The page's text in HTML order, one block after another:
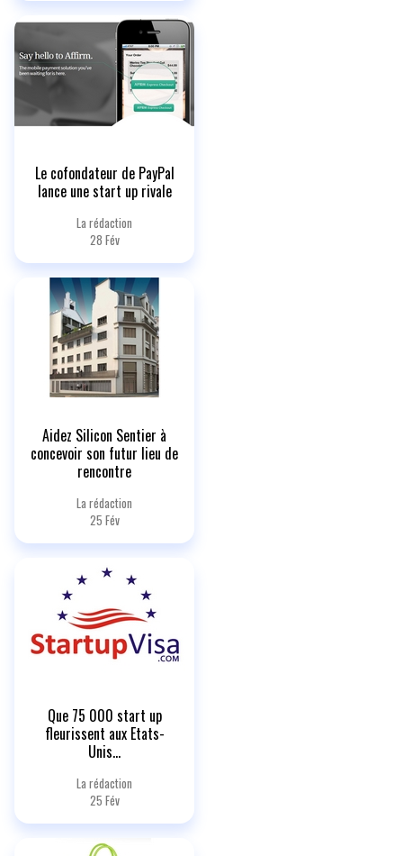
Le cofondateur de PayPal
lance une start up rivale
La rédaction
28 Fév
Aidez Silicon Sentier à
concevoir son futur lieu de
rencontre
La rédaction
25 Fév
Que 75 000 start up
fleurissent aux Etats-
Unis…
La rédaction
25 Fév